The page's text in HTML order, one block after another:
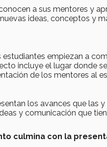
a sus mentores y
ideas, conceptos y
estudiantes empiezan a
incluye el lugar donde
de los mentores al
los avances que las
y comunicación que
culmina con la